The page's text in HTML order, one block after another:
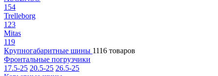
154
Trelleborg
123
Mitas
119
Крупногабаритные шины 1116 товаров
Фронтальные погрузчики
17.5-25 20.5-25 26.5-25